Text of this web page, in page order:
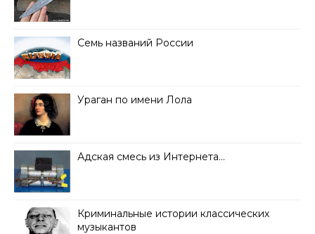
Семь названий России
Ураган по имени Лола
Адская смесь из Интернета…
Криминальные истории классических
музыкантов